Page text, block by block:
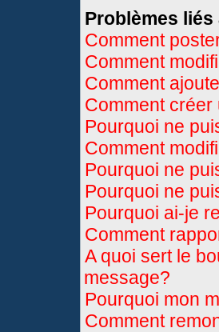
Problèmes
Comment
Comment
Comment
Comment créer
Pourquoi ne
Comment
Pourquoi ne
Pourquoi ne
Pourquoi ai-je
Comment
A quoi sert le
message?
Pourquoi mon
Comment